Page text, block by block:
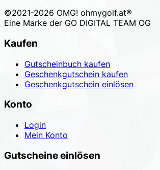
©2021-2026 OMG! ohmygolf.at®
Eine Marke der GO DIGITAL TEAM OG
Kaufen
Gutscheinbuch kaufen
Geschenkgutschein kaufen
Geschenkgutschein einlösen
Konto
Login
Mein Konto
Gutscheine einlösen